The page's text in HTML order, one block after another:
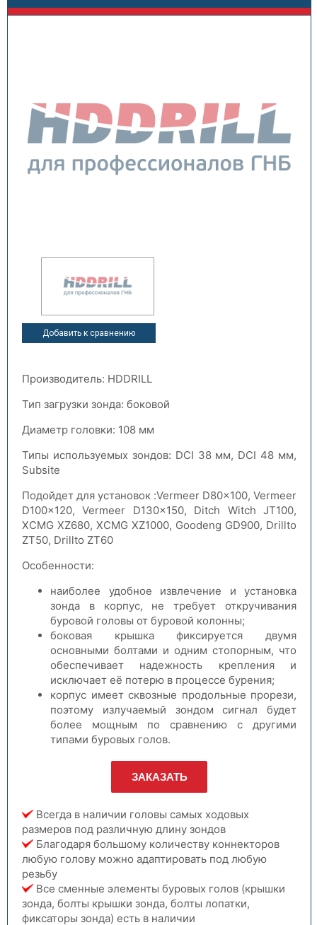
Добавить к сравнению
Производитель: HDDRILL
Тип загрузки зонда: боковой
Диаметр головки: 108 мм
Типы используемых зондов: DCI 38 мм, DCI 48 мм,
Subsite
Подойдет для установок :Vermeer D80x100, Vermeer
D100x120, Vermeer D130x150, Ditch Witch JT100,
XCMG XZ680, XCMG XZ1000, Goodeng GD900, Drillto
ZT50, Drillto ZT60
Особенности:
наиболее удобное извлечение и установка
зонда в корпус, не требует откручивания
буровой головы от буровой колонны;
боковая крышка фиксируется двумя
основными болтами и одним стопорным, что
обеспечивает надежность крепления и
исключает её потерю в процессе бурения;
корпус имеет сквозные продольные прорези,
поэтому излучаемый зондом сигнал будет
более мощным по сравнению с другими
типами буровых голов.
ЗАКАЗАТЬ
Всегда в наличии головы самых ходовых
размеров под различную длину зондов
Благодаря большому количеству коннекторов
любую голову можно адаптировать под любую
резьбу
Все сменные элементы буровых голов (крышки
зонда, болты крышки зонда, болты лопатки,
фиксаторы зонда) есть в наличии